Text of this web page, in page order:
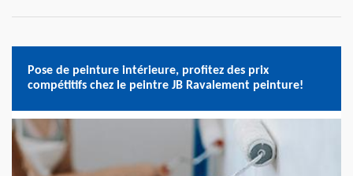
Pose de peinture intérieure, profitez des prix
compétitifs chez le peintre JB Ravalement peinture!